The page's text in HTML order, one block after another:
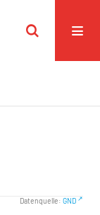
Datenquelle: GND